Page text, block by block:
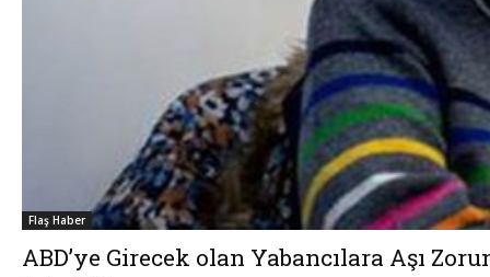
Flaş Haber
ABD’ye Girecek olan Yabancılara Aşı